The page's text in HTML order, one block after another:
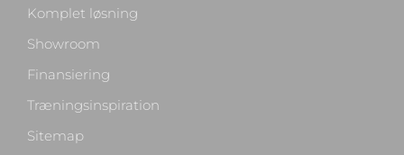
Komplet løsning
Showroom
Finansiering
Træningsinspiration
Sitemap